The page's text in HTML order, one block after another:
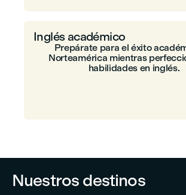
Inglés académico
Prepárate para el éxito
Norteamérica mientras
habilidades en inglés.
Nuestros destinos